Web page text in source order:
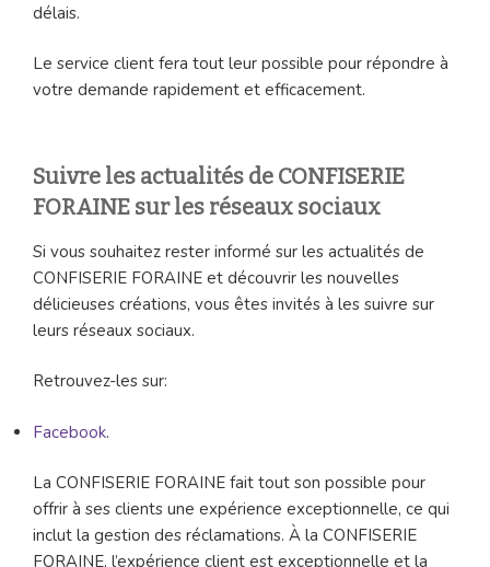
délais.
Le service client fera tout leur possible pour répondre à
votre demande rapidement et efficacement.
Suivre les actualités de CONFISERIE
FORAINE sur les réseaux sociaux
Si vous souhaitez rester informé sur les actualités de
CONFISERIE FORAINE et découvrir les nouvelles
délicieuses créations, vous êtes invités à les suivre sur
leurs réseaux sociaux.
Retrouvez-les sur:
Facebook.
La CONFISERIE FORAINE fait tout son possible pour
offrir à ses clients une expérience exceptionnelle, ce qui
inclut la gestion des réclamations. À la CONFISERIE
FORAINE, l’expérience client est exceptionnelle et la